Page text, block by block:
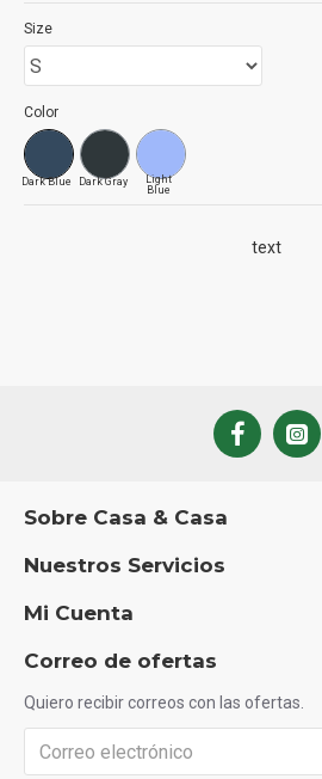
Size
Color
Dark Blue Dark Gray
Light
Blue
text
Sobre Casa & Casa
Nuestros Servicios
Mi Cuenta
Correo de ofertas
Quiero recibir correos con las ofertas.